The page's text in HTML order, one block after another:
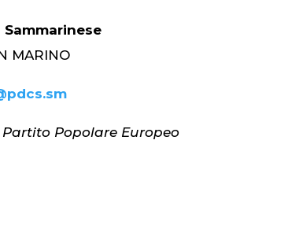
MARINO
Partito Popolare Europeo